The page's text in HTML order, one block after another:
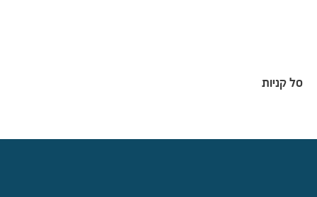
סל קניות